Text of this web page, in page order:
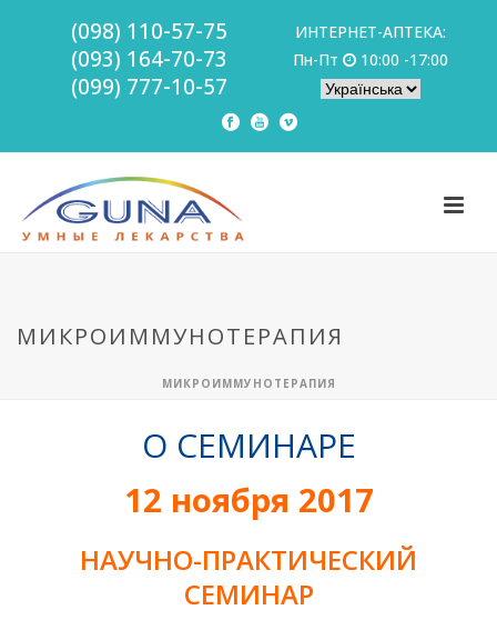
(098) 110-57-75
(093) 164-70-73
(099) 777-10-57
ИНТЕРНЕТ-АПТЕКА:
Пн-Пт
10:00 -17:00
МИКРОИММУНОТЕРАПИЯ
МИКРОИММУНОТЕРАПИЯ
О СЕМИНАРЕ
12 ноября 2017
НАУЧНО-ПРАКТИЧЕСКИЙ
СЕМИНАР